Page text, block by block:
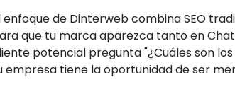
enfoque de Dinterweb combina SEO
que tu marca aparezca tanto en
potencial pregunta "¿Cuáles son
empresa tiene la oportunidad de ser